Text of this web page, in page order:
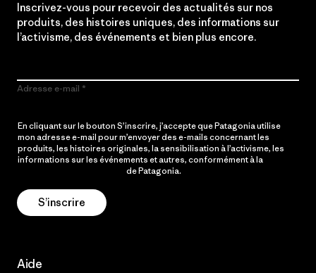
Inscrivez-vous pour recevoir des actualités sur nos
produits, des histoires uniques, des informations sur
l’activisme, des événements et bien plus encore.
Adresse e-mail
En cliquant sur le bouton S’inscrire, j’accepte que Patagonia utilise
mon adresse e-mail pour m’envoyer des e-mails concernant les
produits, les histoires originales, la sensibilisation à l’activisme, les
informations sur les événements et autres, conformément à la
de Patagonia.
S’inscrire
Aide